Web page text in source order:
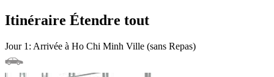
Itinéraire Étendre tout
Jour 1: Arrivée à Ho Chi Minh Ville (sans Repas)